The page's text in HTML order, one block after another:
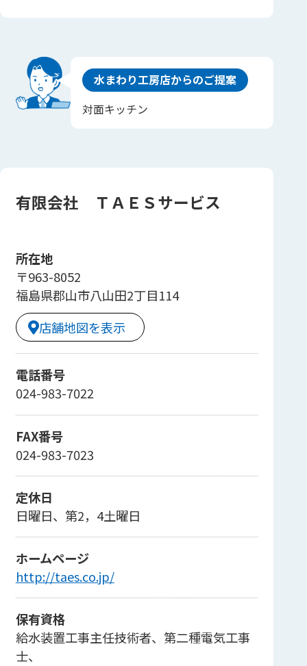
水まわり工房店からのご提案
対面キッチン
有限会社 ＴＡＥＳサービス
所在地
〒963-8052
福島県郡山市八山田2丁目114
店舗地図を表示
電話番号
024-983-7022
FAX番号
024-983-7023
定休日
日曜日、第2，4土曜日
ホームページ
http://taes.co.jp/
保有資格
給水装置工事主任技術者、第二種電気工事
士、